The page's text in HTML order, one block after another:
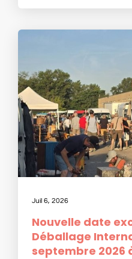
Juil 6, 2026
Nouvelle date
Déballage
septembre 2026